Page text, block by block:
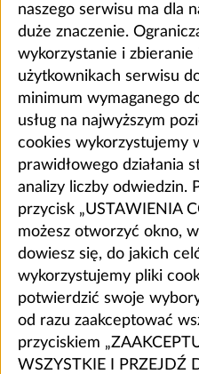
naszego serwisu ma dla
duże znaczenie.
wykorzystanie i
użytkownikach serwisu
minimum wymaganego
usług na najwyższym
cookies wykorzystujemy
prawidłowego działania
analizy liczby odwiedzin.
przycisk „USTAWIENIA
możesz otworzyć okno,
dowiesz się, do jakich
wykorzystujemy pliki
potwierdzić swoje
od razu zaakceptować
przyciskiem
WSZYSTKIE I PRZEJDŹ